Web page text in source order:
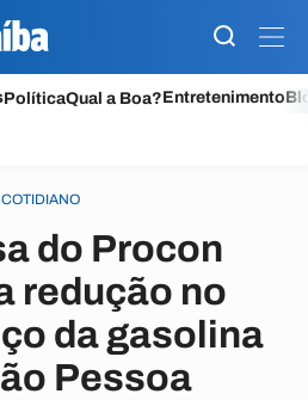
PolíticaQual a Boa?Entretenimento
COTIDIANO
do Procon
redução no
da gasolina
Pessoa